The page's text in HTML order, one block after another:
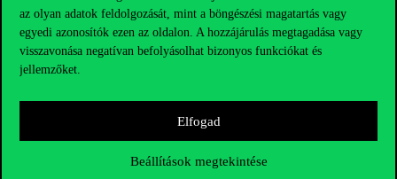
az olyan adatok feldolgozását, mint a böngészési magatartás vagy
egyedi azonosítók ezen az oldalon. A hozzájárulás megtagadása vagy
visszavonása negatívan befolyásolhat bizonyos funkciókat és
jellemzőket.
Elfogad
Beállítások megtekintése
nélkül. Ezzel egykiberbűnözősajnos bárkivel könnyen el tudja
hitetni, hogy mondjuk az unokájával beszél.
Hová fejlődik atechnológiaÖn szerintnéhány évtized
múlva?
szeresére növekedett, olyan korlátok és tabuk
gondot jelent, hogy nagyon sok a zaj és a dezinformáció a